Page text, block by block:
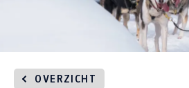
OVERZICHT